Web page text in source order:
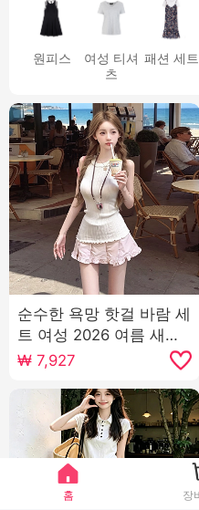
원피스
여성 티셔
츠
패션 세트
순수한 욕망 핫걸 바람 세
트 여성 2026 여름 새로
운 민소매 니트 조끼 맨위
플리츠 반신 스커트 투피
스 세트
₩7,927
홈 장